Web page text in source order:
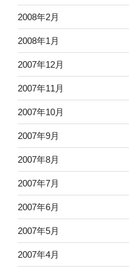
2008年2月
2008年1月
2007年12月
2007年11月
2007年10月
2007年9月
2007年8月
2007年7月
2007年6月
2007年5月
2007年4月